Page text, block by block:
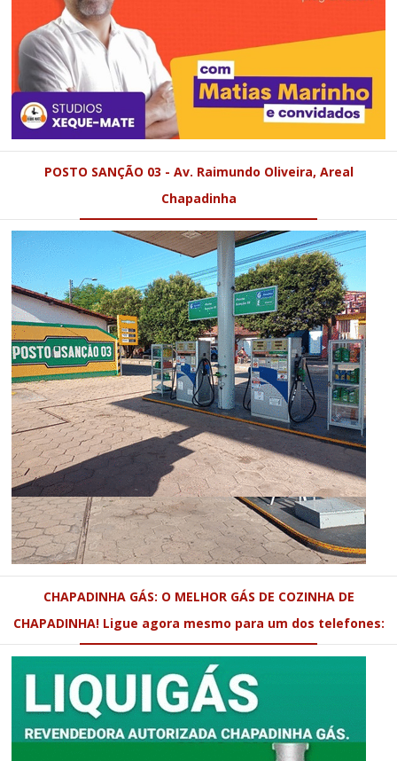
POSTO SANÇÃO 03 - Av. Raimundo Oliveira, Areal
Chapadinha
CHAPADINHA GÁS: O MELHOR GÁS DE COZINHA DE
CHAPADINHA! Ligue agora mesmo para um dos telefones: